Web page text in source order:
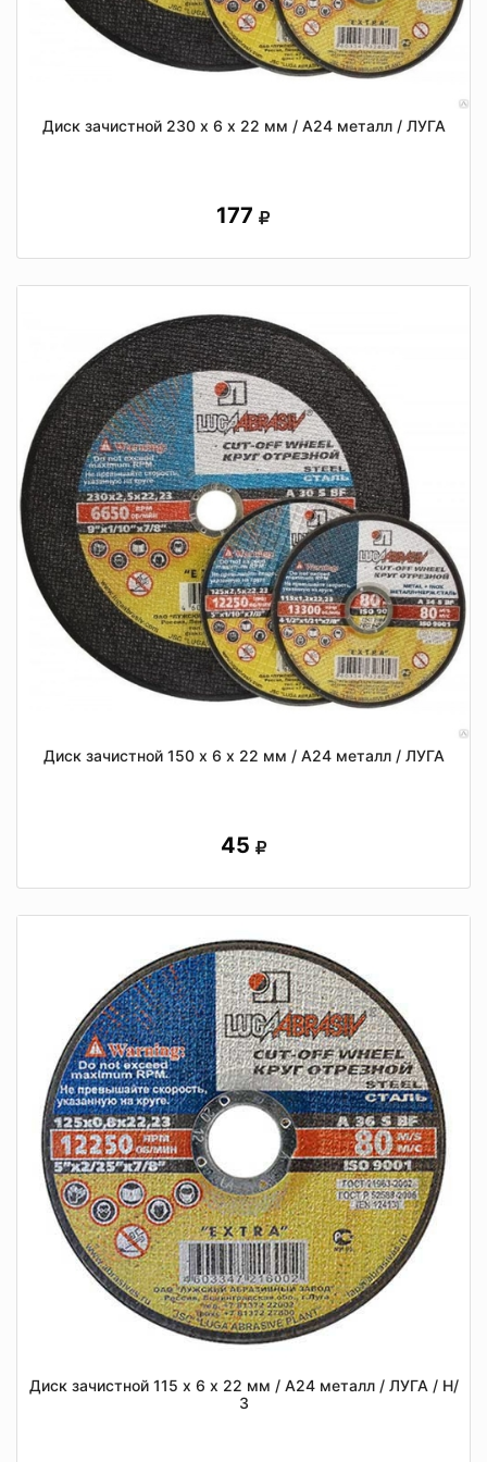
Диск зачистной 230 х 6 х 22 мм / А24 металл / ЛУГА
177
Диск зачистной 150 х 6 х 22 мм / А24 металл / ЛУГА
45
Диск зачистной 115 х 6 х 22 мм / А24 металл / ЛУГА / Н/
З